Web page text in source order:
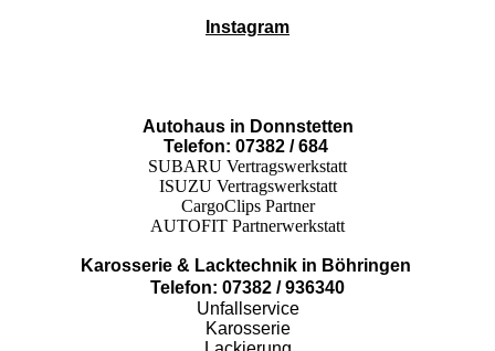
Instagram
Autohaus in Donnstetten
Telefon: 07382 / 684
SUBARU Vertragswerkstatt
ISUZU Vertragswerkstatt
CargoClips Partner
AUTOFIT Partnerwerkstatt
Karosserie & Lacktechnik in Böhringen
Telefon: 07382 / 936340
Unfallservice
Karosserie